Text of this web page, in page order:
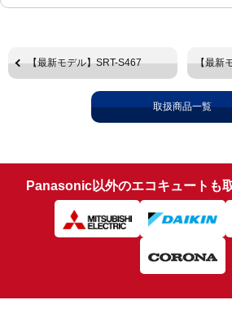
【最新モデル】SRT-S467 【最新
取扱商品一覧
Panasonic以外のエコキュートも